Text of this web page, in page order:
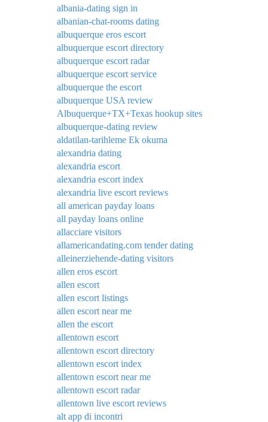
albania-dating sign in
albanian-chat-rooms dating
albuquerque eros escort
albuquerque escort directory
albuquerque escort radar
albuquerque escort service
albuquerque the escort
albuquerque USA review
Albuquerque+TX+Texas hookup sites
albuquerque-dating review
aldatilan-tarihleme Ek okuma
alexandria dating
alexandria escort
alexandria escort index
alexandria live escort reviews
all american payday loans
all payday loans online
allacciare visitors
allamericandating.com tender dating
alleinerziehende-dating visitors
allen eros escort
allen escort
allen escort listings
allen escort near me
allen the escort
allentown escort
allentown escort directory
allentown escort index
allentown escort near me
allentown escort radar
allentown live escort reviews
alt app di incontri